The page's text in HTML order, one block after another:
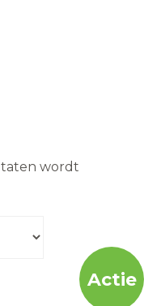
wordt
Actie